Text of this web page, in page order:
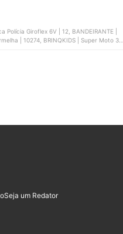
| 12, BANDEIRANTE |
| 10274, BRINQKIDS | Super Moto 3
Seja um Redator